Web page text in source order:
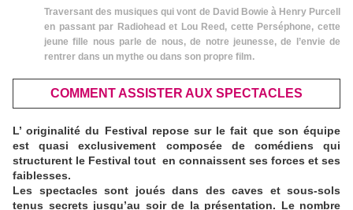
Traversant des musiques qui vont de David Bowie à Henry Purcell
en passant par Radiohead et Lou Reed, cette Perséphone, cette
jeune fille nous parle de nous, de notre jeunesse, de l’envie de
rentrer dans un mythe ou dans son propre film.
COMMENT ASSISTER AUX SPECTACLES
L’ originalité du Festival repose sur le fait que son équipe
est quasi exclusivement composée de comédiens qui
structurent le Festival tout en connaissent ses forces et ses
faiblesses.
Les spectacles sont joués dans des caves et sous-sols
tenus secrets jusqu’au soir de la présentation. Le nombre